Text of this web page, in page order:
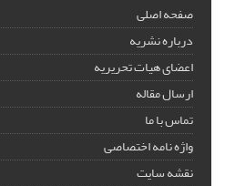
صفحه اصلی
درباره نشریه
اعضای هیات تحریریه
ارسال مقاله
تماس با ما
واژه نامه اختصاصی
نقشه سایت